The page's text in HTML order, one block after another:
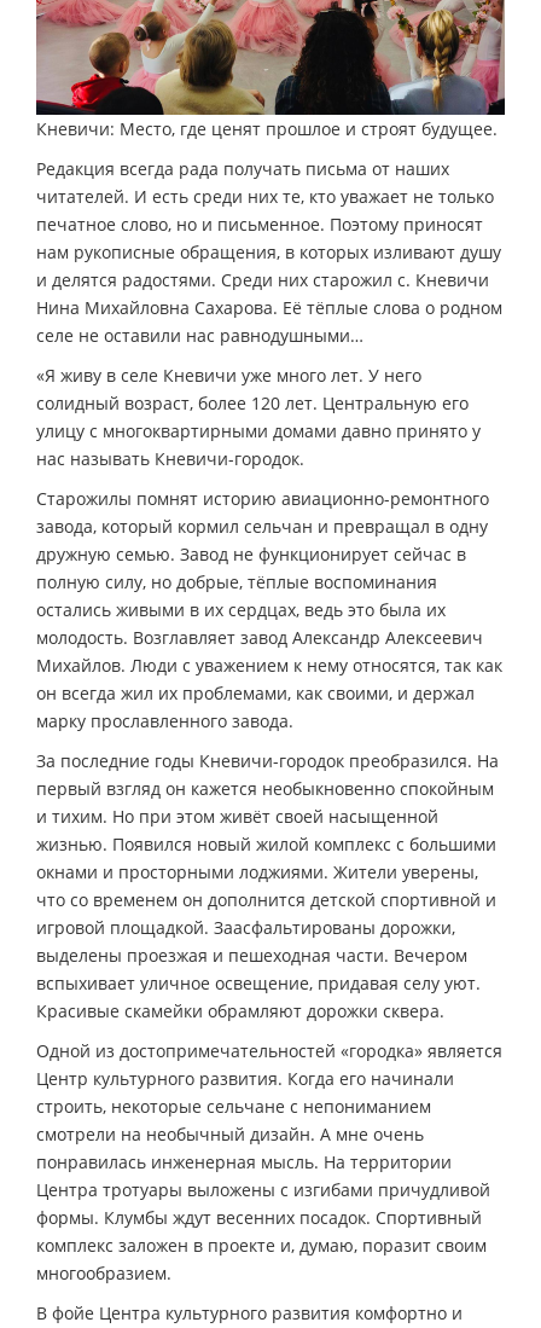
Кневичи: Место, где ценят прошлое и строят будущее.
Редакция всегда рада получать письма от наших
читателей. И есть среди них те, кто уважает не только
печатное слово, но и письменное. Поэтому приносят
нам рукописные обращения, в которых изливают душу
и делятся радостями. Среди них старожил с. Кневичи
Нина Михайловна Сахарова. Её тёплые слова о родном
селе не оставили нас равнодушными…
«Я живу в селе Кневичи уже много лет. У него
солидный возраст, более 120 лет. Центральную его
улицу с многоквартирными домами давно принято у
нас называть Кневичи-городок.
Старожилы помнят историю авиационно-ремонтного
завода, который кормил сельчан и превращал в одну
дружную семью. Завод не функционирует сейчас в
полную силу, но добрые, тёплые воспоминания
остались живыми в их сердцах, ведь это была их
молодость. Возглавляет завод Александр Алексеевич
Михайлов. Люди с уважением к нему относятся, так как
он всегда жил их проблемами, как своими, и держал
марку прославленного завода.
За последние годы Кневичи-городок преобразился. На
первый взгляд он кажется необыкновенно спокойным
и тихим. Но при этом живёт своей насыщенной
жизнью. Появился новый жилой комплекс с большими
окнами и просторными лоджиями. Жители уверены,
что со временем он дополнится детской спортивной и
игровой площадкой. Заасфальтированы дорожки,
выделены проезжая и пешеходная части. Вечером
вспыхивает уличное освещение, придавая селу уют.
Красивые скамейки обрамляют дорожки сквера.
Одной из достопримечательностей «городка» является
Центр культурного развития. Когда его начинали
строить, некоторые сельчане с непониманием
смотрели на необычный дизайн. А мне очень
понравилась инженерная мысль. На территории
Центра тротуары выложены с изгибами причудливой
формы. Клумбы ждут весенних посадок. Спортивный
комплекс заложен в проекте и, думаю, поразит своим
многообразием.
В фойе Центра культурного развития комфортно и